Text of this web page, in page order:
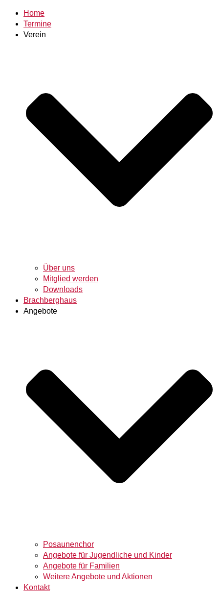
Home
Termine
Verein
Über uns
Mitglied werden
Downloads
Brachberghaus
Angebote
Posaunenchor
Angebote für Jugendliche und Kinder
Angebote für Familien
Weitere Angebote und Aktionen
Kontakt